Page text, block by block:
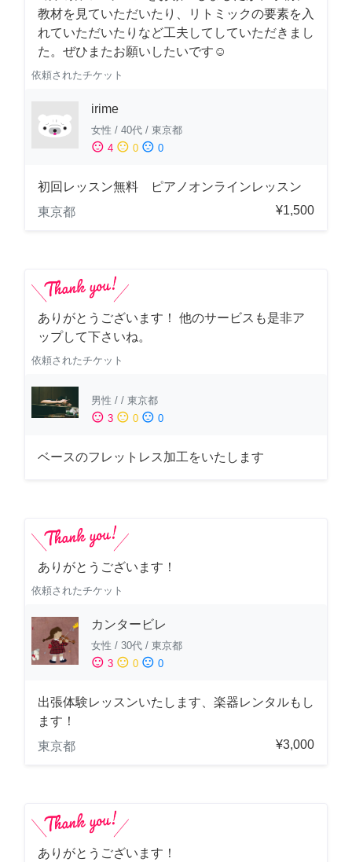
教材を見ていただいたり、リトミックの要素を入
れていただいたりなど工夫してしていただきまし
た。ぜひまたお願いしたいです☺️
依頼されたチケット
irime
女性 / 40代 / 東京都
sentiment_satisfied 4 sentiment_neutral 0 sentiment_dissatisfied 0
初回レッスン無料 ピアノオンラインレッスン
東京都
¥1,500
ありがとうございます！ 他のサービスも是非ア
ップして下さいね。
依頼されたチケット
男性 / / 東京都
sentiment_satisfied 3 sentiment_neutral 0 sentiment_dissatisfied 0
ベースのフレットレス加工をいたします
ありがとうございます！
依頼されたチケット
カンタービレ
女性 / 30代 / 東京都
sentiment_satisfied 3 sentiment_neutral 0 sentiment_dissatisfied 0
出張体験レッスンいたします、楽器レンタルもし
ます！
東京都
¥3,000
ありがとうございます！